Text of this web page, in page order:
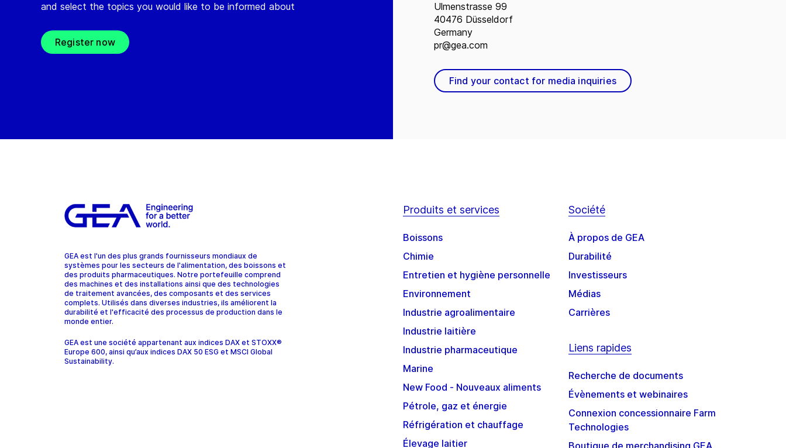
and select the topics you would like to be informed about
Register now
Ulmenstrasse 99
40476 Düsseldorf
Germany
pr@gea.com
Find your contact for media inquiries
GEA est l'un des plus grands fournisseurs mondiaux de
systèmes pour les secteurs de l'alimentation, des boissons et
des produits pharmaceutiques. Notre portefeuille comprend
des machines et des installations ainsi que des technologies
de traitement avancées, des composants et des services
complets. Utilisés dans diverses industries, ils améliorent la
durabilité et l'efficacité des processus de production dans le
monde entier.
GEA est une société appartenant aux indices DAX et STOXX®
Europe 600, ainsi qu’aux indices DAX 50 ESG et MSCI Global
Sustainability.
Produits et services
Boissons
Chimie
Entretien et hygiène personnelle
Environnement
Industrie agroalimentaire
Industrie laitière
Industrie pharmaceutique
Marine
New Food - Nouveaux aliments
Pétrole, gaz et énergie
Réfrigération et chauffage
Élevage laitier
Société
À propos de GEA
Durabilité
Investisseurs
Médias
Carrières
Liens rapides
Recherche de documents
Évènements et webinaires
Connexion concessionnaire Farm
Technologies
Boutique de merchandising GEA